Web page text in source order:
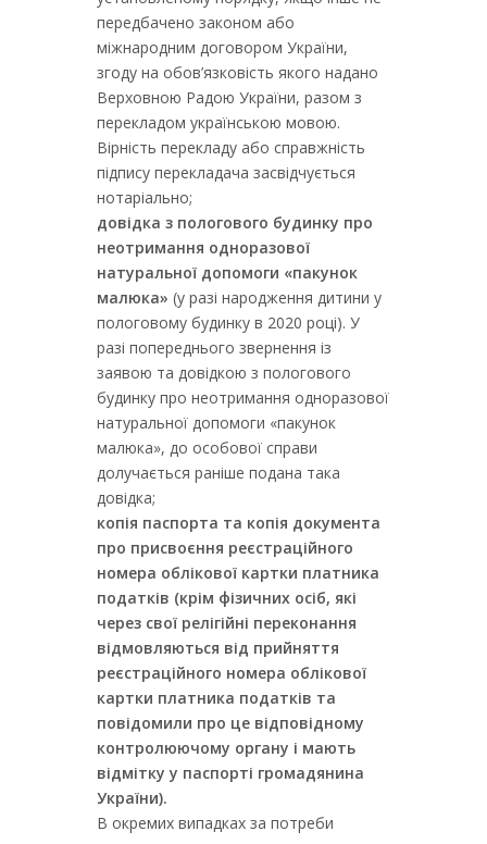
передбачено законом або
міжнародним договором України,
згоду на обов’язковість якого надано
Верховною Радою України, разом з
перекладом українською мовою.
Вірність перекладу або справжність
підпису перекладача засвідчується
нотаріально;
довідка з пологового будинку про
неотримання одноразової
натуральної допомоги «пакунок
малюка» (у разі народження дитини у
пологовому будинку в 2020 році). У
разі попереднього звернення із
заявою та довідкою з пологового
будинку про неотримання одноразової
натуральної допомоги «пакунок
малюка», до особової справи
долучається раніше подана така
довідка;
копія паспорта та копія документа
про присвоєння реєстраційного
номера облікової картки платника
податків (крім фізичних осіб, які
через свої релігійні переконання
відмовляються від прийняття
реєстраційного номера облікової
картки платника податків та
повідомили про це відповідному
контролюючому органу і мають
відмітку у паспорті громадянина
України).
В окремих випадках за потреби